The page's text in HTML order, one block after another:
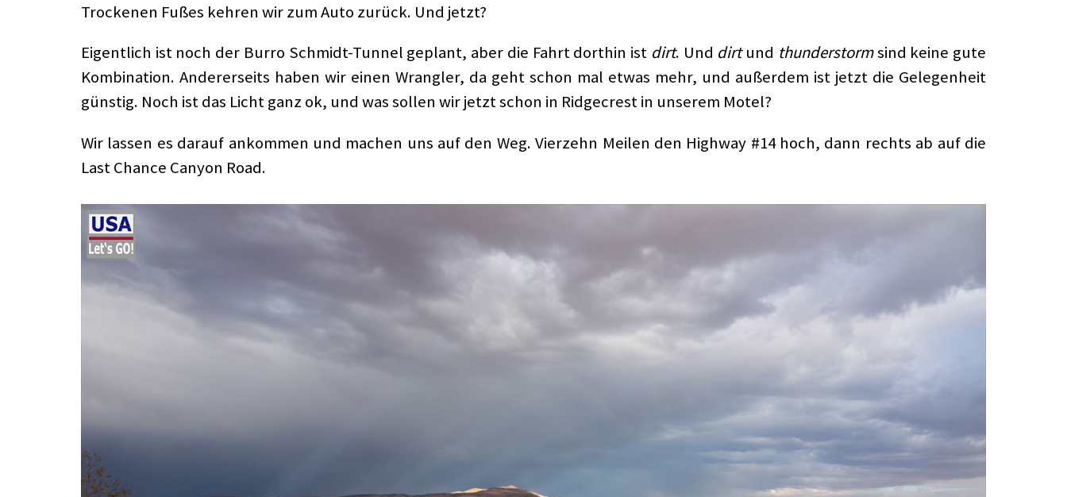
Trockenen Fußes kehren wir zum Auto zurück. Und jetzt?
Eigentlich ist noch der Burro Schmidt-Tunnel geplant, aber die Fahrt dorthin ist dirt. Und dirtund thunderstormsind keine gute
Kombination. Andererseits haben wir einen Wrangler, da geht schon mal etwas mehr, und außerdem ist jetzt die Gelegenheit
günstig. Noch ist das Licht ganz ok, und was sollen wir jetzt schon in Ridgecrest in unserem Motel?
Wir lassen es darauf ankommen und machen uns auf den Weg. Vierzehn Meilen den Highway #14 hoch, dann rechts ab auf die
Last Chance Canyon Road.